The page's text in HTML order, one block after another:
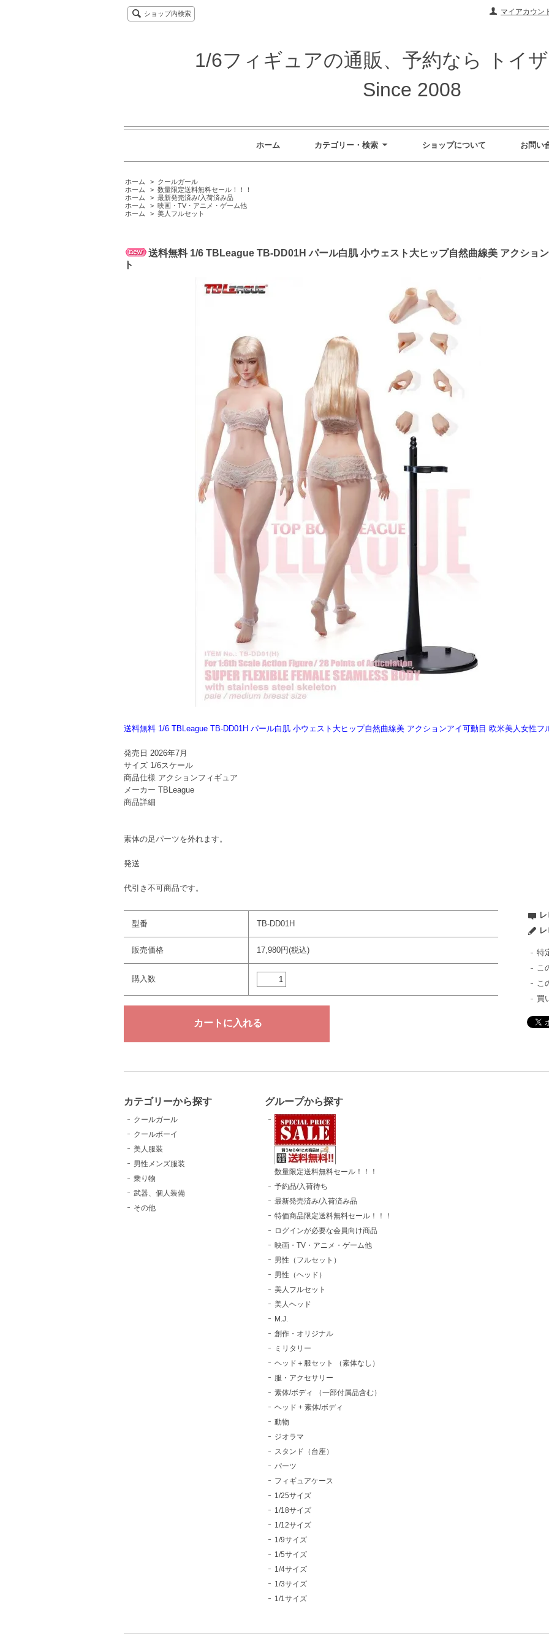
マイアカウン
ショップ内検索
1/6フィギュアの通販、予約なら トイ
Since 2008
ホーム カテゴリー・検索 ショップについて お問い
ホーム > クールガール
ホーム
> 数量限定送料無料セール！！！
ホーム
> 最新発売済み/入荷済み品
ホーム
> 映画・TV・アニメ・ゲーム他
ホーム
> 美人フルセット
送料無料 1/6 TBLeague TB-DD01H パール白肌 小ウェスト大ヒップ自然曲線美 アクショ
ト
送料無料 1/6 TBLeague TB-DD01H パール白肌 小ウェスト大ヒップ自然曲線美 アクションアイ可動目 欧米美人女性フ
発売日 2026年7月
サイズ 1/6スケール
商品仕様 アクションフィギュア
メーカー TBLeague
商品詳細
素体の足パーツを外れます。
発送
代引き不可商品です。
型番 TB-DD01H
販売価格 17,980円(税込)
購入数
特
こ
こ
買
カテゴリーから探す
クールガール
クールボーイ
美人服装
男性メンズ服装
乗り物
武器、個人装備
その他
グループから探す
数量限定送料無料セール！！！
予約品/入荷待ち
最新発売済み/入荷済み品
特価商品限定送料無料セール！！！
ログインが必要な会員向け商品
映画・TV・アニメ・ゲーム他
男性（フルセット）
男性（ヘッド）
美人フルセット
美人ヘッド
M.J.
創作・オリジナル
ミリタリー
ヘッド＋服セット （素体なし）
服・アクセサリー
素体/ボディ （一部付属品含む）
ヘッド + 素体/ボディ
動物
ジオラマ
スタンド（台座）
パーツ
フィギュアケース
1/25サイズ
1/18サイズ
1/12サイズ
1/9サイズ
1/5サイズ
1/4サイズ
1/3サイズ
1/1サイズ